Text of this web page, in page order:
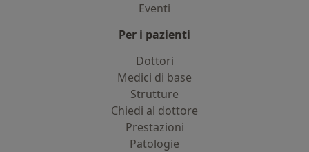
Eventi
Per i pazienti
Dottori
Medici di base
Strutture
Chiedi al dottore
Prestazioni
Patologie